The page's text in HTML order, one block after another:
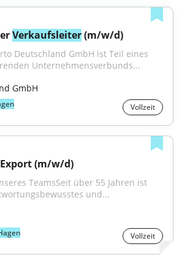
Verkaufsleiter (m/w/d)
Deutschland GmbH ist Teil eines
Unternehmensverbunds...
GmbH
Vollzeit
(m/w/d)
TeamsSeit über 55 Jahren ist
und...
Vollzeit